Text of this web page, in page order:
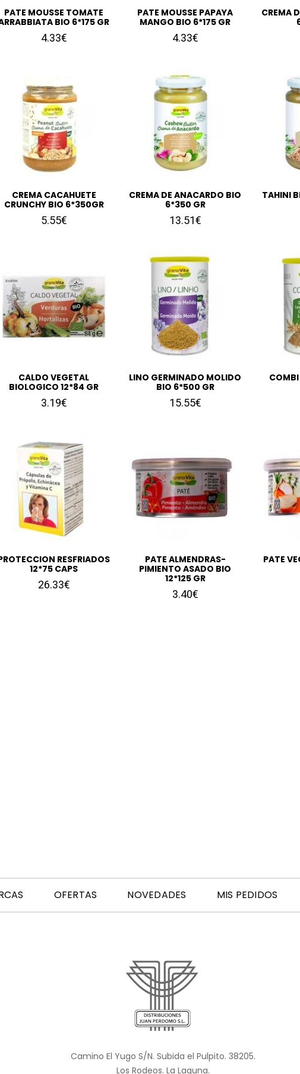
PATE MOUSSE TOMATE
BIO 6*175 GR
4.33€
PATE MOUSSE PAPAYA
MANGO BIO 6*175 GR
4.33€
CREMA
CREMA CACAHUETE
CRUNCHY BIO 6*350GR
5.55€
CREMA DE ANACARDO BIO
6*350 GR
13.51€
TAHINI
CALDO VEGETAL
BIOLOGICO 12*84 GR
3.19€
LINO GERMINADO MOLIDO
BIO 6*500 GR
15.55€
RESFRIADOS
12*75 CAPS
26.33€
PATE ALMENDRAS-
PIMIENTO ASADO BIO
12*125 GR
3.40€
PATE
OFERTAS NOVEDADES MIS PEDIDOS
Camino El Yugo S/N. Subida el Pulpito. 38205.
Los Rodeos. La Laguna.